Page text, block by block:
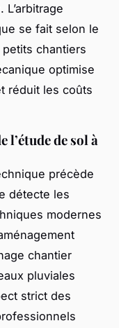
se fait selon le
chantiers
optimise
réduit les coûts
l’étude de sol à
précède
détecte les
modernes
chantier
pluviales
strict des